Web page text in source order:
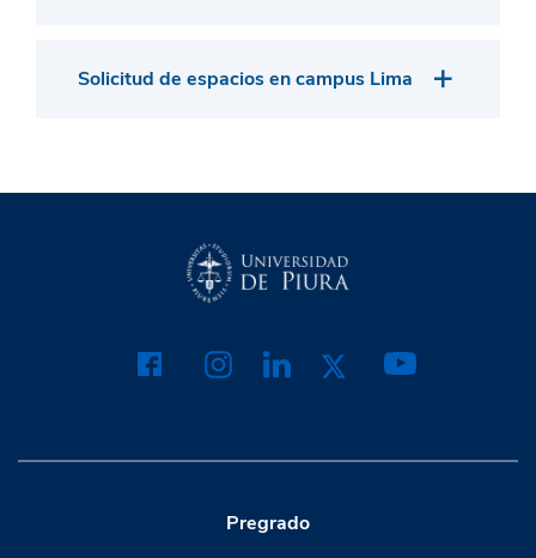
Solicitud de espacios en campus Lima
Pregrado